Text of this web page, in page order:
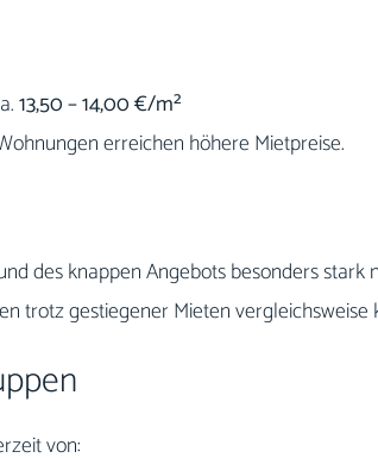
13,50 – 14,00 €/m²
erreichen höhere Mietpreise.
des knappen Angebots besonders stark
trotz gestiegener Mieten vergleichsweise
von: